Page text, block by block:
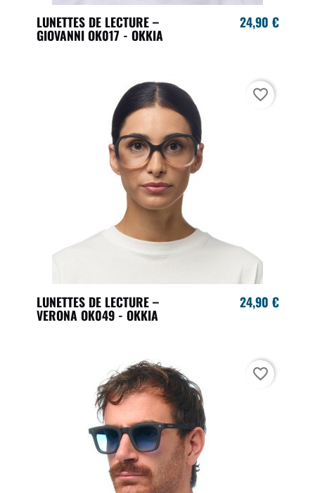
LUNETTES DE LECTURE –
GIOVANNI OK017 - OKKIA
24,90 €
LUNETTES DE LECTURE –
VERONA OK049 - OKKIA
24,90 €
favorite_border
favorite_border